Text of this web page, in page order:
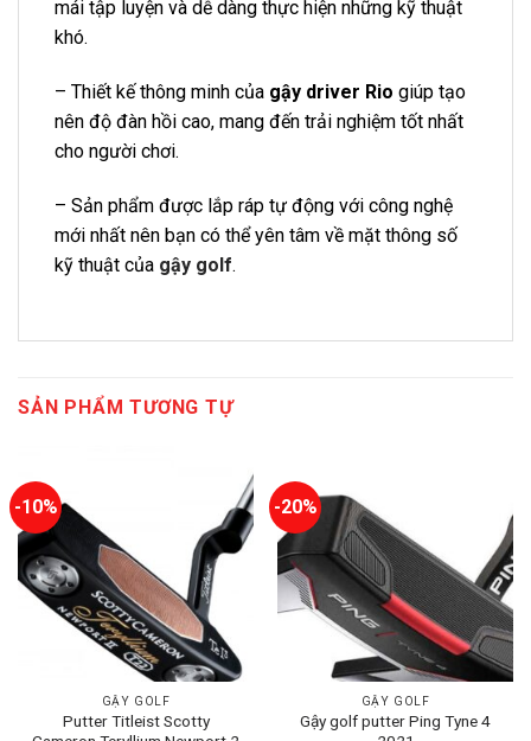
mái tập luyện và dễ dàng thực hiện những kỹ thuật
khó.
– Thiết kế thông minh của gậy driver Rio giúp tạo
nên độ đàn hồi cao, mang đến trải nghiệm tốt nhất
cho người chơi.
– Sản phẩm được lắp ráp tự động với công nghệ
mới nhất nên bạn có thể yên tâm về mặt thông số
kỹ thuật của gậy golf.
SẢN PHẨM TƯƠNG TỰ
-10%
GẬY GOLF
Putter Titleist Scotty
-20%
GẬY GOLF
Gậy golf putter Ping Tyne 4